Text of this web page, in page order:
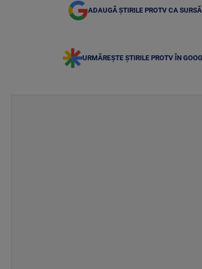
ADAUGĂ ȘTIRILE PROTV CA SURSĂ
URMĂREȘTE ȘTIRILE PROTV ÎN